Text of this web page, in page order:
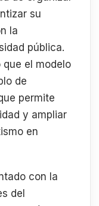
su
la
pública.
el modelo
de
permite
y ampliar
en
con la
del